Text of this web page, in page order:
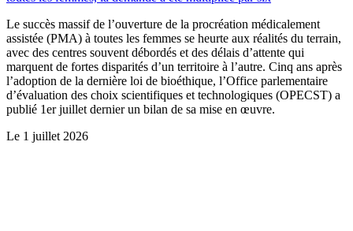
Le succès massif de l’ouverture de la procréation médicalement
assistée (PMA) à toutes les femmes se heurte aux réalités du terrain,
avec des centres souvent débordés et des délais d’attente qui
marquent de fortes disparités d’un territoire à l’autre. Cinq ans après
l’adoption de la dernière loi de bioéthique, l’Office parlementaire
d’évaluation des choix scientifiques et technologiques (OPECST) a
publié 1er juillet dernier un bilan de sa mise en œuvre.
Le 1 juillet 2026